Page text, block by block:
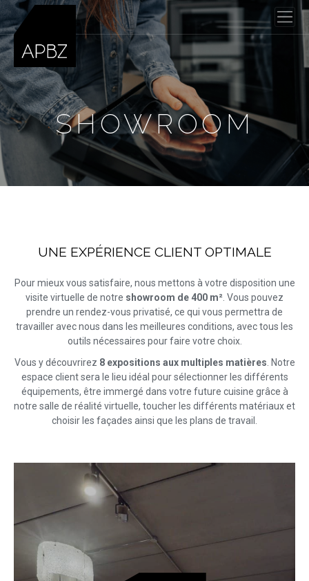
SHOWROOM
UNE EXPÉRIENCE CLIENT OPTIMALE
Pour mieux vous satisfaire, nous mettons à votre disposition une
visite virtuelle de notre showroom de 400 m² . Vous pouvez
prendre un rendez-vous privatisé, ce qui vous permettra de
travailler avec nous dans les meilleures conditions, avec tous les
outils nécessaires pour faire votre choix.
Vous y découvrirez 8 expositions aux multiples matières . Notre
espace client sera le lieu idéal pour sélectionner les différents
équipements, être immergé dans votre future cuisine grâce à
notre salle de réalité virtuelle, toucher les différents matériaux et
choisir les façades ainsi que les plans de travail.